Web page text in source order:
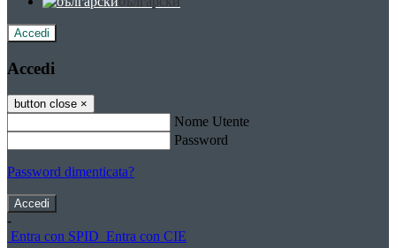
Accedi
Accedi
button close ×
Nome Utente
Password
Password dimenticata?
-
Entra con SPID Entra con CIE